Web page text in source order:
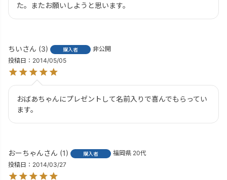
た。またお願いしようと思います。
ちい 3 購入者
非公開
投稿日
2014/05/05
おばあちゃんにプレゼントして名前入りで喜んでもらってい
ます。
おーちゃん 1 購入者 福岡県 20代
投稿日
2014/03/27